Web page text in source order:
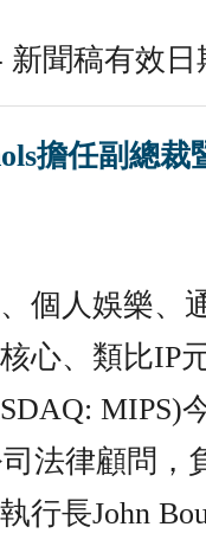
新聞稿有效日
擔任副總裁
個人娛樂、
心、類比IP
MIPS)
法律顧問，
行長John